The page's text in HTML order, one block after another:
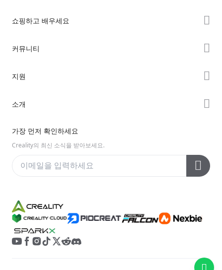
쇼핑하고 배우세요
Ender 시리즈
커뮤니티
Discord
지원
헬프 센터
비디오 센터
애프터 서비스
소개
문의하기
가장 먼저 확인하세요
Creality의 최신 소식을 받아보세요.